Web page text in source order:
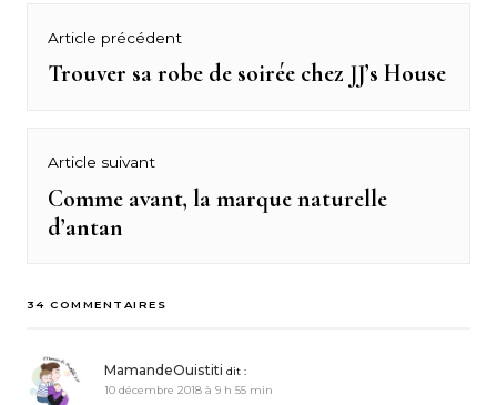
Navigation
de
Article précédent
Previous
Trouver sa robe de soirée chez JJ’s House
Article suivant
Next
post:
Comme avant, la marque naturelle
d’antan
34 COMMENTAIRES
MamandeOuistiti dit :
10 décembre 2018 à 9 h 55 min